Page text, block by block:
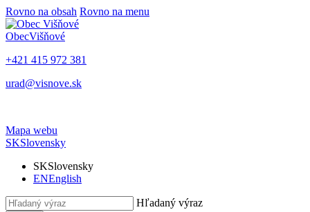
Rovno na obsah Rovno na menu
ObecVišňové
+421 415 972 381
urad@visnove.sk
Mapa webu
SKSlovensky
SKSlovensky
ENEnglish
Hľadaný výraz